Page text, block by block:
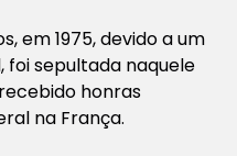
em 1975, devido a um
sepultada naquele
honras
na França.